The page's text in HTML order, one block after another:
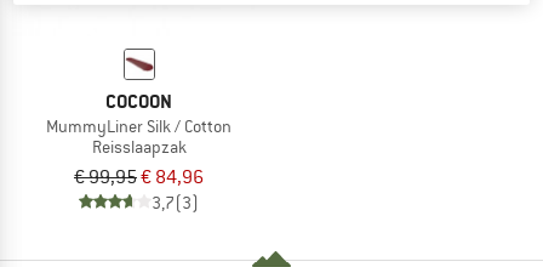
COCOON
MummyLiner Silk / Cotton
Reisslaapzak
€ 99,95€ 84,96
3,7(3)